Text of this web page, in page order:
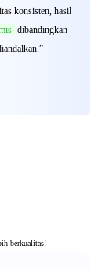
konsisten, hasil
dibandingkan
berkualitas!